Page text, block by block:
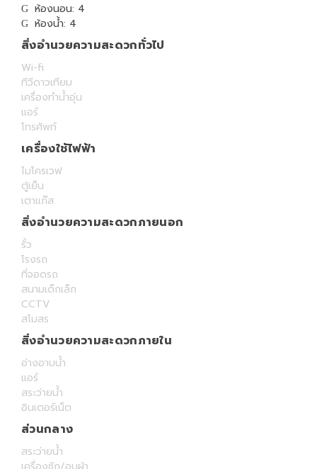
ห้องนอน: 4
ห้องน้ำ: 4
สิ่งอำนวยความสะดวกทั่วไป
Wi-fi
ทีวีดาวเทียม
เครื่องทำน้ำอุ่น
แอร์
โทรศัพท์
เครื่องใช้ไฟฟ้า
ไมโครเวฟ
ตู้เย็น
เตาแก๊ส
สิ่งอำนวยความสะดวกภายนอก
รั้ว
โรงรถ
ที่จอดรถ
สนามเด็กเล็ก
CCTV
สโมสร
สิ่งอำนวยความสะดวกภายใน
อ่างอาบน้ำ
แอร์
สระว่ายน้ำ
อินเตอร์เน็ต
ส่วนกลาง
สระว่ายน้ำ